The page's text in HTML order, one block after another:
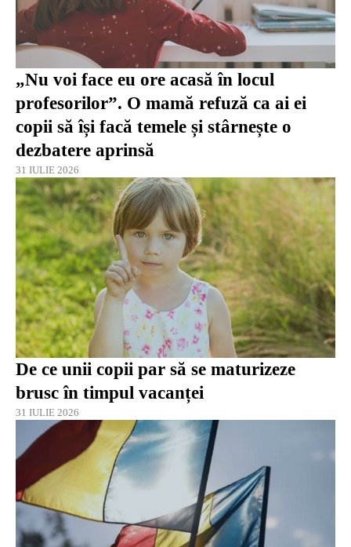
„Nu voi face eu ore acasă în locul
profesorilor”. O mamă refuză ca ai ei
copii să își facă temele și stârnește o
dezbatere aprinsă
31 IULIE 2026
De ce unii copii par să se maturizeze
brusc în timpul vacanței
31 IULIE 2026